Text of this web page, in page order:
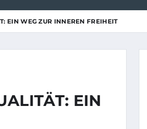
EIN WEG ZUR INNEREN FREIHEIT
EIN